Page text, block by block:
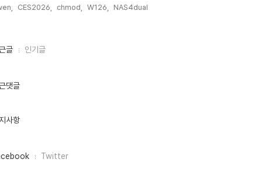
CES2026, chmod, W126, NAS4dual,
글 인기글
댓글
사항
Twitter